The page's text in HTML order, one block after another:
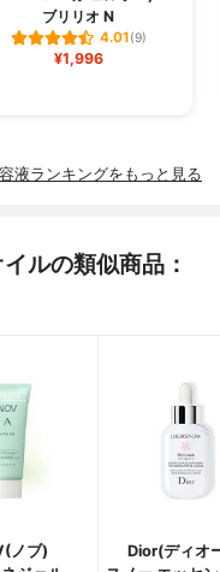
ブリリオ N
4.01(9)
¥1,996
液ランキングをもっと見る
ルの類似商品：
ノブ)
Dior(ディオ